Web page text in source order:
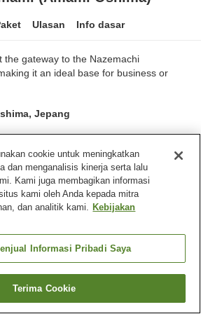
Ulasan Info dasar
the gateway to the Nazemachi
it an ideal base for business or
Jepang
Spa / Salon kecantikan
Laundry berbayar
Oshima)
Cari kamar
cookie untuk meningkatkan
dan menganalisis kinerja serta lalu
Kami juga membagikan informasi
kami oleh Anda kepada mitra
dan analitik kami. Kebijakan
Informasi Pribadi Saya
Terima Cookie